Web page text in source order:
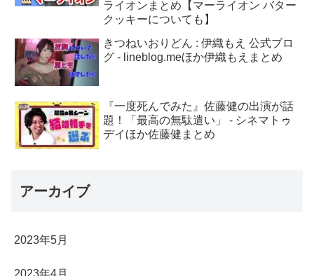
ライオンまとめ【マーライオン バター
クッキーについても】
きつねいおりどん : 伊織もえ 公式ブロ
グ - lineblog.meほか伊織もえまとめ
『一度死んでみた』佐藤健の出演が話
題！「最高の無駄遣い」 - シネマトゥ
デイほか佐藤健まとめ
アーカイブ
2023年5月
2023年4月